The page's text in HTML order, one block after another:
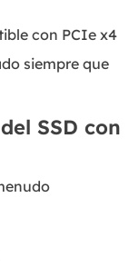
con PCIe x4
siempre que
SSD con